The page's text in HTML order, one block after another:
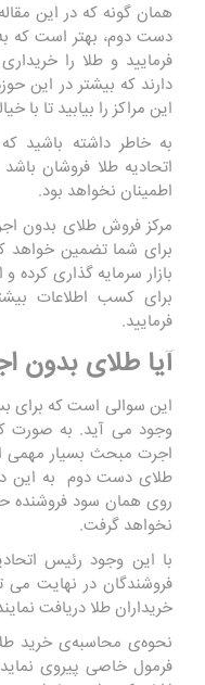
همان گونه که در این
دست دوم، بهتر است که
فرمایید و طلا را
دارند که بیشتر در این
این مراکز را بیابید تا با
به خاطر داشته باشید
اتحادیه طلا فروشان
اطمینان نخواهد بود.
مرکز فروش طلای بدون
برای شما تضمین خواهد
بازار سرمایه گذاری
برای کسب اطلاعات
فرمایید.
آیا طلای بدون
این سوالی است که برای
وجود می آید. به صورت
اجرت مبحث بسیار مهمی
طلای دست دوم به این
روی همان سود فروشنده
نخواهد گرفت.
با این وجود رئیس
فروشندگان در نهایت می
خریداران طلا دریافت
نحوه‌ی محاسبه‌ی خرید
فرمول خاصی پیروی